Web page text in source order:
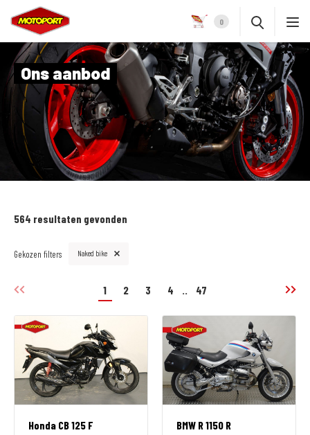
0
Ons aanbod
564 resultaten gevonden
Gekozen filters Naked bike
1 2 3 4 47
Honda CB 125 F
BMW R 1150 R